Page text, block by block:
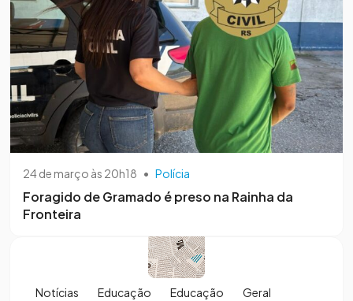
24 de março às 20h18 • Polícia
Foragido de Gramado é preso na Rainha da
Fronteira
Notícias Educação Educação Geral